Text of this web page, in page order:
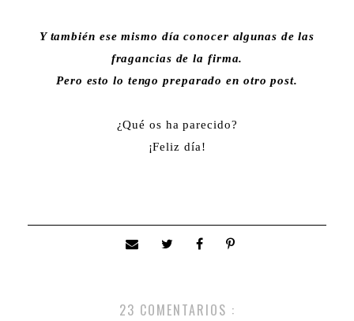
Y también ese mismo día conocer algunas de las
fragancias de la firma.
Pero esto lo tengo preparado en otro post.
¿Qué os ha parecido?
¡Feliz día!
23 COMENTARIOS :